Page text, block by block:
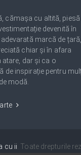
cămașa cu altită, piesă
devenită în
marcă de țară,
chiar și în afara
dar și ca o
de inspirație pentru
modă.
cu ii . Toate drepturile